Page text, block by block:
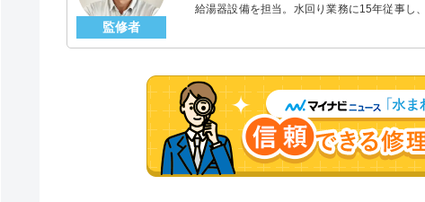
監修者
給湯器設備を担当。水回り業務に15年従事し